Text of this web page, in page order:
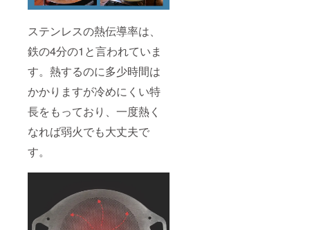
ステンレスの熱伝導率は、
鉄の4分の1と言われていま
す。熱するのに多少時間は
かかりますが冷めにくい特
長をもっており、一度熱く
なれば弱火でも大丈夫で
す。